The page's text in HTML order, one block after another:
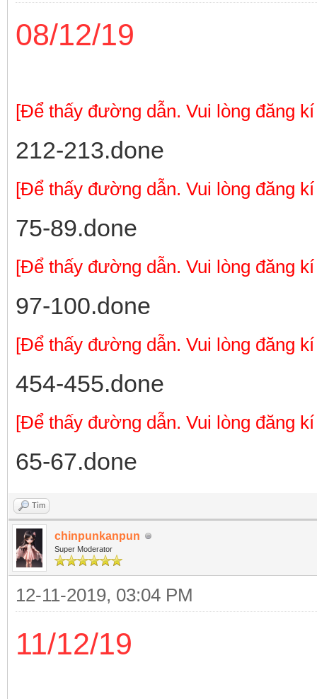
08/12/19
[Để thấy đường dẫn. Vui lòng đăng
212-213.done
[Để thấy đường dẫn. Vui lòng đăng
75-89.done
[Để thấy đường dẫn. Vui lòng đăng
97-100.done
[Để thấy đường dẫn. Vui lòng đăng
454-455.done
[Để thấy đường dẫn. Vui lòng đăng
65-67.done
Tìm
chinpunkanpun
Super Moderator
12-11-2019, 03:04 PM
11/12/19